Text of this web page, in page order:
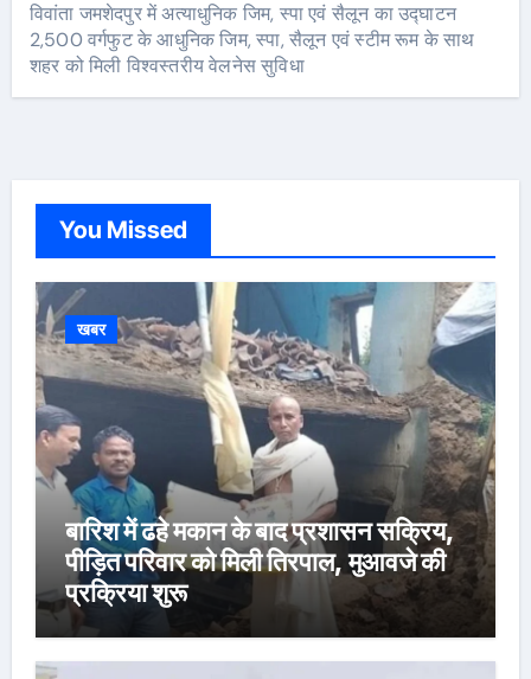
विवांता जमशेदपुर में अत्याधुनिक जिम, स्पा एवं सैलून का उद्घाटन
2,500 वर्गफुट के आधुनिक जिम, स्पा, सैलून एवं स्टीम रूम के साथ
शहर को मिली विश्वस्तरीय वेलनेस सुविधा
You Missed
खबर
बारिश में ढहे मकान के बाद प्रशासन सक्रिय,
पीड़ित परिवार को मिली तिरपाल, मुआवजे की
प्रक्रिया शुरू